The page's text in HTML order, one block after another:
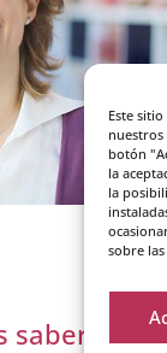
Este
nuestros
botón
la
la
sobre
saber